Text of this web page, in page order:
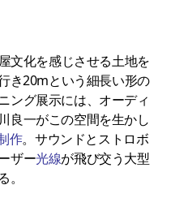
文化を感じさせる土地を
き20mという細長い形の
ング展示には、オーディ
良一がこの空間を生かし
作。サウンドとストロボ
ザー光線が飛び交う大型